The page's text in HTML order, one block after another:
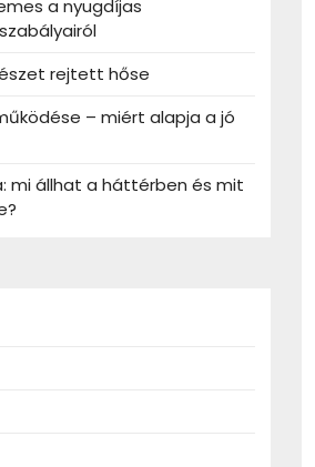
a nyugdíjas
rejtett hőse
– miért alapja a jó
mi állhat a háttérben és mit